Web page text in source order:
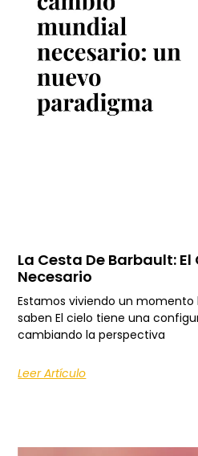
La Cesta De Barbault:
Necesario
Estamos viviendo un
saben El cielo tiene una
cambiando la perspectiva
Leer Artículo